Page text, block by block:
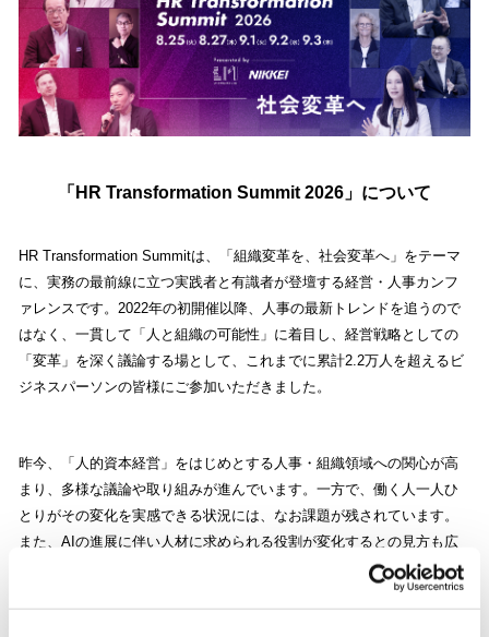
「HR Transformation Summit 2026」について
HR Transformation Summitは、「組織変革を、社会変革へ」をテーマ
に、実務の最前線に立つ実践者と有識者が登壇する経営・人事カンフ
ァレンスです。2022年の初開催以降、人事の最新トレンドを追うので
はなく、一貫して「人と組織の可能性」に着目し、経営戦略としての
「変革」を深く議論する場として、これまでに累計2.2万人を超えるビ
ジネスパーソンの皆様にご参加いただきました。
昨今、「人的資本経営」をはじめとする人事・組織領域への関心が高
まり、多様な議論や取り組みが進んでいます。一方で、働く人一人ひ
とりがその変化を実感できる状況には、なお課題が残されています。
また、AIの進展に伴い人材に求められる役割が変化するとの見方も広
がる中、当社では、人と組織の価値は今後さらに経営の競争力を左右
する重要な要素になると考えています。こうした背景から、日本企業